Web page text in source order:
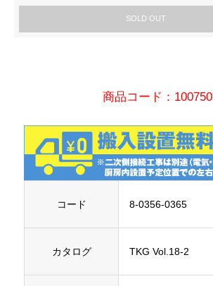
SOLD OUT
商品コード：100750
コード 8-0356-0365
カタログ TKG Vol.18-2